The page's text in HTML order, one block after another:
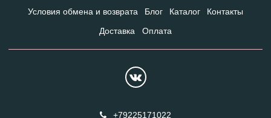
Условия обмена и возврата Блог Каталог Контакты
Доставка Оплата
+79225171022